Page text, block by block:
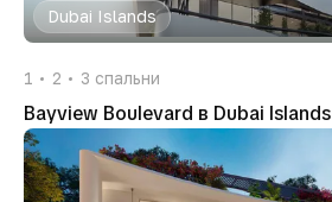
Dubai Islands
1 2 3 спальни
Bayview Boulevard в Dubai Islands